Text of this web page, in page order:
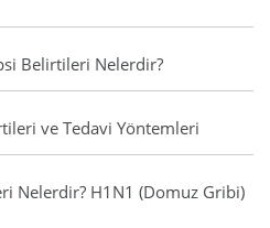
Belirtileri Nelerdir?
ve Tedavi Yöntemleri
Nelerdir? H1N1 (Domuz Gribi)